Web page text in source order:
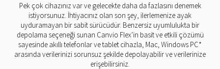
Pek çok cihazınız var ve gelecekte daha da fazlasını denemek
istiyorsunuz. İhtiyacınız olan son şey, ilerlemenize ayak
uyduramayan bir sabit sürücüdür. Benzersiz uyumlulukta bir
depolama seçeneği sunan Canvio Flex’in basit ve etkili çözümü
sayesinde akıllı telefonlar ve tablet cihazla, Mac, Windows PC*
arasında verilerinizi sorunsuz şekilde depolayabilir ve verilerinize
erişebilirsiniz.